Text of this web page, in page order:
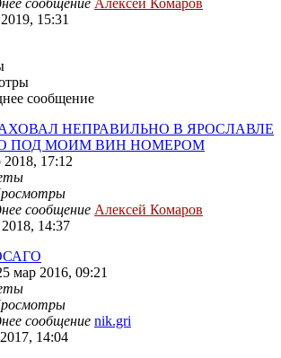
15:31
сообщение
НЕПРАВИЛЬНО В ЯРОСЛАВЛЕ
ПОД МОИМ ВИН НОМЕРОМ
2018, 17:12
сообщение Алексей Комаров
14:37
мар 2016, 09:21
сообщение nik.gri
14:04